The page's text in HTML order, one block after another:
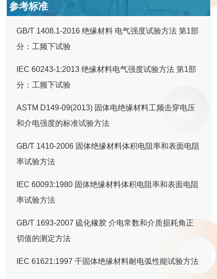
参考标准
GB/T 1408.1-2016 绝缘材料 电气强度试验方法 第1部
分：工频下试验
IEC 60243-1:2013 绝缘材料电气强度试验方法 第1部
分：工频下试验
ASTM D149-09(2013) 固体电绝缘材料工频击穿电压
和介电强度的标准试验方法
GB/T 1410-2006 固体绝缘材料体积电阻率和表面电阻
率试验方法
IEC 60093:1980 固体绝缘材料体积电阻率和表面电阻
率试验方法
GB/T 1693-2007 硫化橡胶 介电常数和介质损耗角正
切值的测定方法
IEC 61621:1997 干固体绝缘材料耐电弧性能试验方法